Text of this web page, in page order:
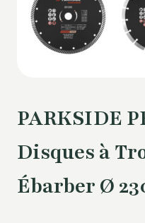
PARKSIDE
Disques à
Ébarber Ø